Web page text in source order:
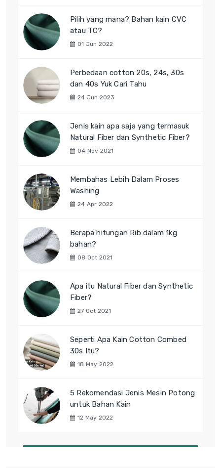
Pilih yang mana? Bahan kain CVC
atau TC?
01 Jun 2022
Perbedaan cotton 20s, 24s, 30s
dan 40s Yuk Cari Tahu
24 Jun 2023
Jenis kain apa saja yang termasuk
Natural Fiber dan Synthetic Fiber?
04 Nov 2021
Membahas Lebih Dalam Proses
Washing
24 Apr 2022
Berapa hitungan Rib dalam 1kg
bahan?
08 Oct 2021
Apa itu Natural Fiber dan Synthetic
Fiber?
27 Oct 2021
Seperti Apa Kain Cotton Combed
30s Itu?
18 May 2022
5 Rekomendasi Jenis Mesin Potong
untuk Bahan Kain
12 May 2022